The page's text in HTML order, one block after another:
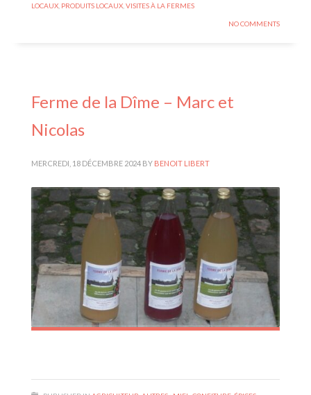
LOCAUX PRODUITS LOCAUX VISITES À LA FERMES
NO COMMENTS
Ferme de la Dîme – Marc et
Nicolas
MERCREDI, 18 DÉCEMBRE 2024 BY BENOIT LIBERT